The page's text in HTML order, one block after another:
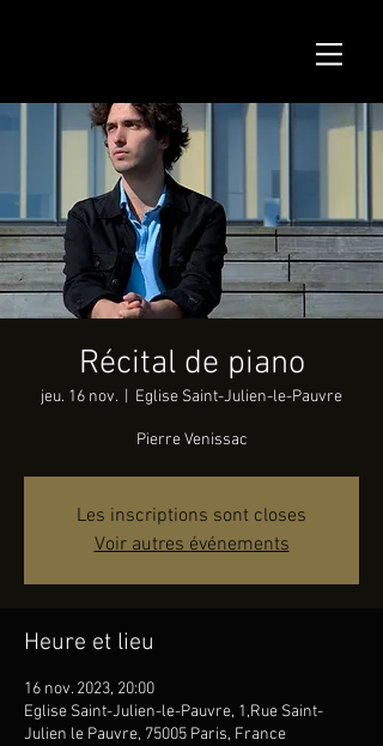
Récital de piano
jeu. 16 nov. Eglise Saint-Julien-le-Pauvre
Pierre Venissac
Les inscriptions sont closes
Voir autres événements
Heure et lieu
16 nov. 2023, 20:00
Eglise Saint-Julien-le-Pauvre, 1,Rue Saint-
Julien le Pauvre, 75005 Paris, France